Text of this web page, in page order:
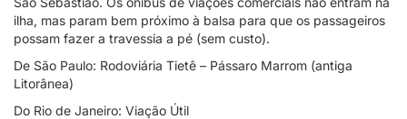
ilha, mas param bem próximo à balsa para que os passageiros
possam fazer a travessia a pé (sem custo).
De São Paulo: Rodoviária Tietê – Pássaro Marrom (antiga
Litorânea)
Do Rio de Janeiro: Viação Útil